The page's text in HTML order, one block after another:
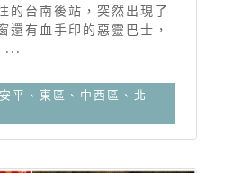
的台南後站，突然出現了
還有血手印的惡靈巴士，
...
平、東區、中西區、北